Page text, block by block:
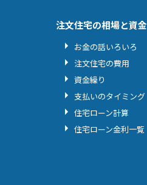
注文住宅の相場と資金
お金の話いろいろ
注文住宅の費用
資金繰り
支払いのタイミング
住宅ローン計算
住宅ローン金利一覧